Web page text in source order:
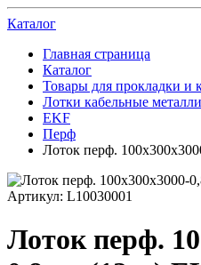
Каталог
Главная страница
Каталог
Товары для прокладки и
Лотки кабельные
EKF
Перф
Лоток перф.
Артикул: L10030001
Лоток перф.